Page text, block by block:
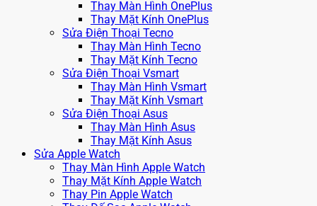
Thay Màn Hình OnePlus
Thay Mặt Kính OnePlus
Sửa Điện Thoại Tecno
Thay Màn Hình Tecno
Thay Mặt Kính Tecno
Sửa Điện Thoại Vsmart
Thay Màn Hình Vsmart
Thay Mặt Kính Vsmart
Sửa Điện Thoại Asus
Thay Màn Hình Asus
Thay Mặt Kính Asus
Sửa Apple Watch
Thay Màn Hình Apple Watch
Thay Mặt Kính Apple Watch
Thay Pin Apple Watch